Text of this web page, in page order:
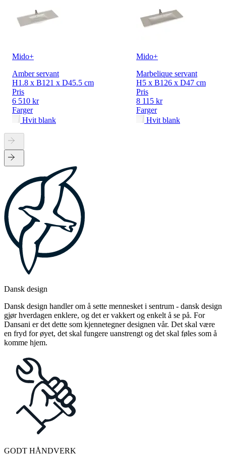
Mido+
Amber servant
H1.8 x B121 x D45.5 cm
Pris
6 510 kr
Farger
Hvit blank
Mido+
Marbelique servant
H5 x B126 x D47 cm
Pris
8 115 kr
Farger
Hvit blank
Dansk design
Dansk design handler om å sette mennesket i sentrum - dansk design
gjør hverdagen enklere, og det er vakkert og enkelt å se på. For
Dansani er det dette som kjennetegner designen vår. Det skal være
en fryd for øyet, det skal fungere uanstrengt og det skal føles som å
komme hjem.
GODT HÅNDVERK